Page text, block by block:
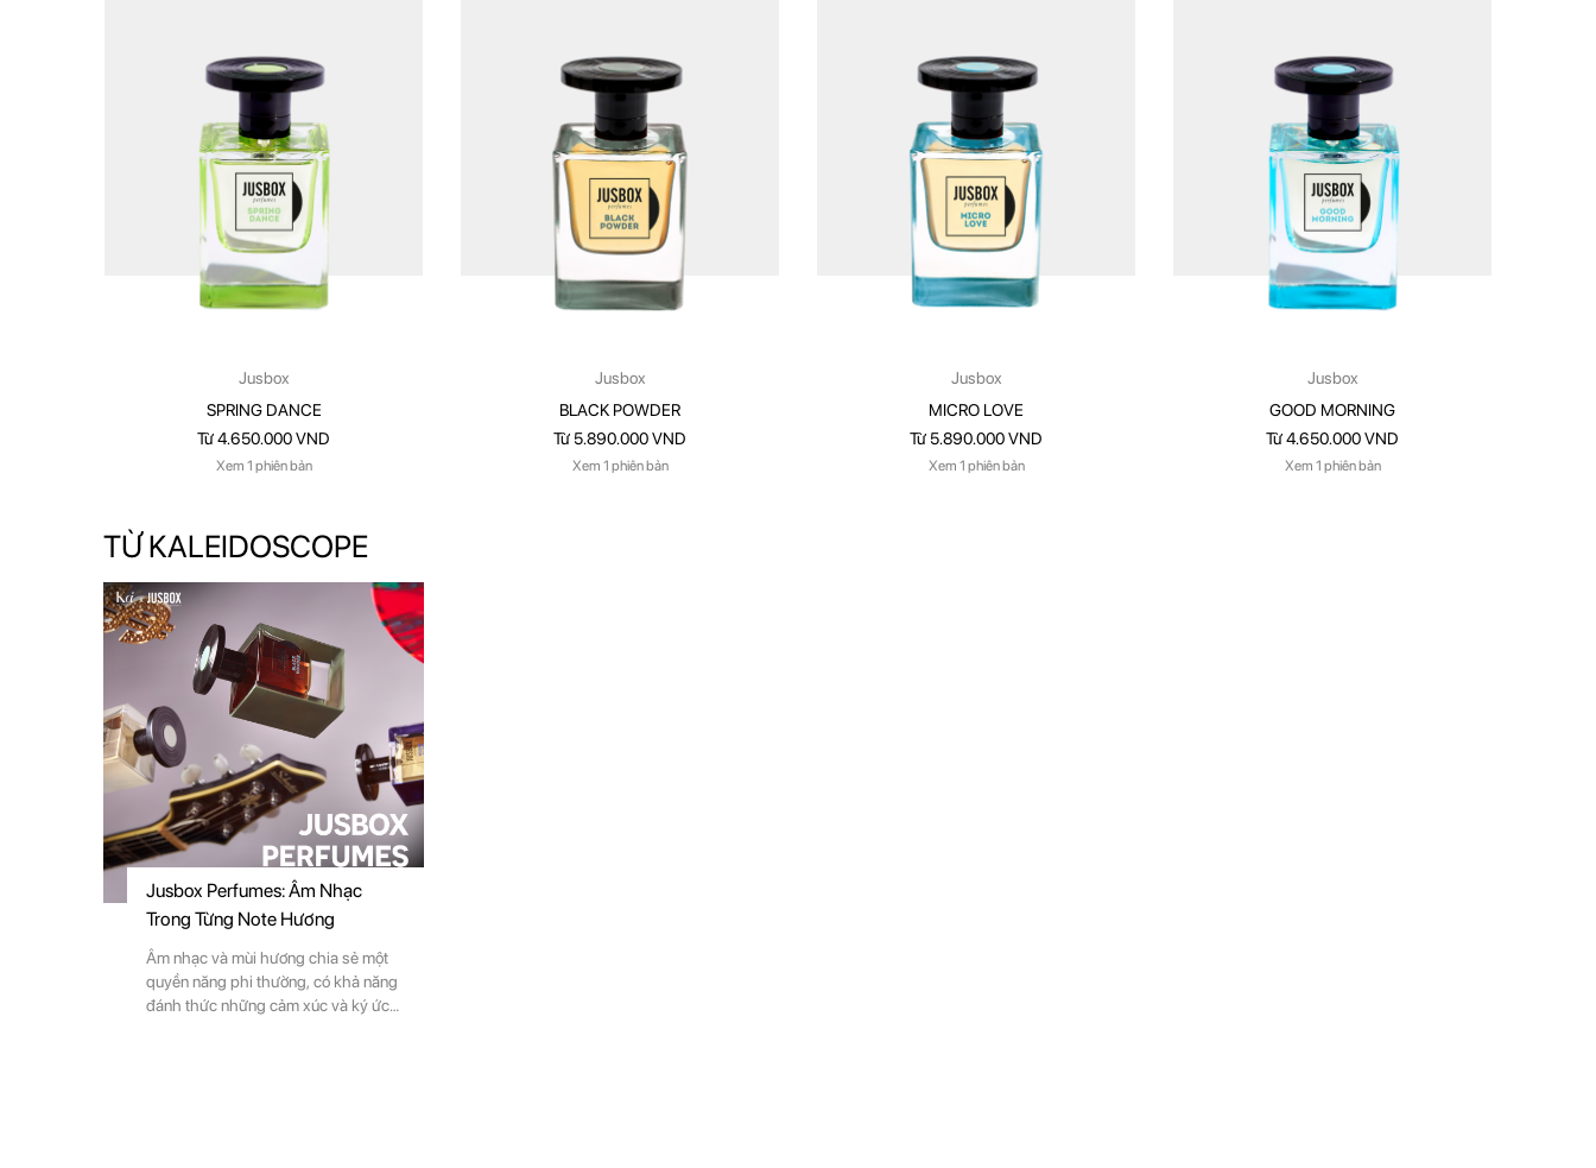
Jusbox
SPRING DANCE
Từ 4.650.000 VND
Xem 1 phiên bản
Jusbox
BLACK POWDER
Từ 5.890.000 VND
Xem 1 phiên bản
Jusbox
MICRO LOVE
Từ 5.890.000 VND
Xem 1 phiên bản
Jusbox
GOOD MORNING
Từ 4.650.000 VND
Xem 1 phiên bản
TỪ KALEIDOSCOPE
Jusbox Perfumes: Âm Nhạc
Trong Từng Note Hương
Âm nhạc và mùi hương chia sẻ một
quyền năng phi thường, có khả năng
đánh thức những cảm xúc và ký ức